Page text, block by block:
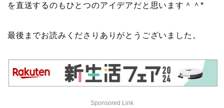
を直送するのもひとつのアイデアだと思います＾＾*
最後までお読みくださりありがとうございました。
Sponsored Link